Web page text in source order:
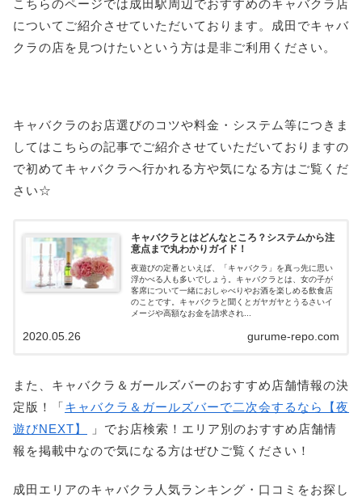
こちらのページでは成田駅周辺でおすすめのキャバクラ店
についてご紹介させていただいております。成田でキャバ
クラの店を見つけたいという方は是非ご利用ください。
キャバクラのお店選びのコツや料金・システム等につきま
してはこちらの記事でご紹介させていただいておりますの
で初めてキャバクラへ行かれる方や気になる方はご覧くだ
さい☆
キャバクラとはどんなところ？システムから注
意点まで丸わかりガイド！
夜遊びの定番といえば、「キャバクラ」を真っ先に思い
浮かべる人も多いでしょう。キャバクラとは、女の子が
客席について一緒におしゃべりやお酒を楽しめる飲食店
のことです。キャバクラと聞くとガヤガヤとうるさいイ
メージや高額なお金を請求され...
gurume-repo.com
2020.05.26
また、キャバクラ＆ガールズバーのおすすめ店舗情報の決
定版！「キャバクラ＆ガールズバーで二次会するなら【夜
遊びNEXT】
」でお店検索！エリア別のおすすめ店舗情
報を掲載中なので気になる方はぜひご覧ください！
成田エリアのキャバクラ人気ランキング・口コミをお探し